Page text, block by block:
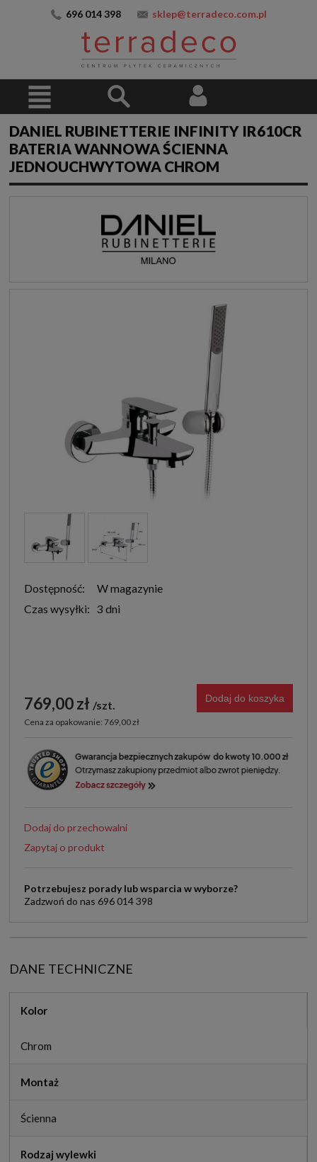
696 014 398 sklep@terradeco.com.pl
DANIEL RUBINETTERIE INFINITY IR610CR
BATERIA WANNOWA ŚCIENNA
JEDNOUCHWYTOWA CHROM
Dostępność:
W magazynie
Czas wysyłki: 3 dni
769,00 zł szt.
Cena za opakowanie: 769,00 zł
Dodaj do koszyka
Dodaj do przechowalni
Zapytaj o produkt
Potrzebujesz porady lub wsparcia w wyborze?
Zadzwoń do nas 696 014 398
DANE TECHNICZNE
Kolor
Chrom
Montaż
Ścienna
Rodzaj wylewki